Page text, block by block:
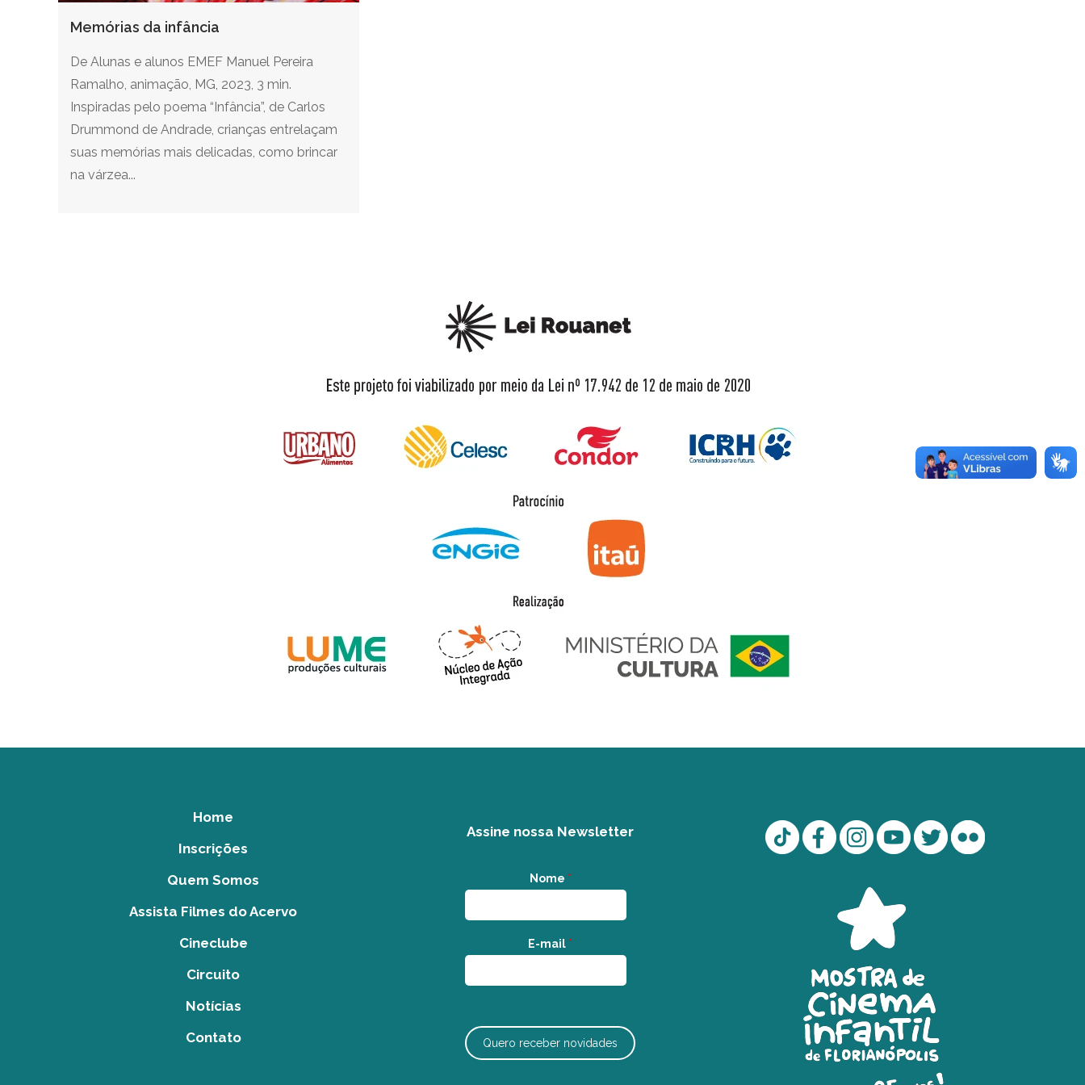
Memórias da infância
De Alunas e alunos EMEF Manuel Pereira
Ramalho, animação, MG, 2023, 3 min.
Inspiradas pelo poema “Infância”, de Carlos
Drummond de Andrade, crianças entrelaçam
suas memórias mais delicadas, como brincar
na várzea...
Home
Inscrições
Quem Somos
Assista Filmes do Acervo
Cineclube
Circuito
Notícias
Contato
Assine nossa Newsletter
Nome *
E-mail *
Quero receber novidades